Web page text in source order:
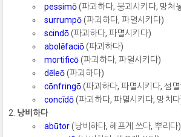
pessimō(파괴하다, 붕괴시키다, 망쳐
surrumpō(파괴하다, 파멸시키다)
scindō(파괴하다, 파멸시키다)
abolēfaciō(파괴하다)
mortificō(파괴하다, 파멸시키다)
dēleō(파괴하다)
cōnfringō(파괴하다, 파멸시키다, 섬
concīdō(파괴하다, 파멸시키다, 망치
낭비하다
abūtor(낭비하다, 헤프게 쓰다, 뿌리다)